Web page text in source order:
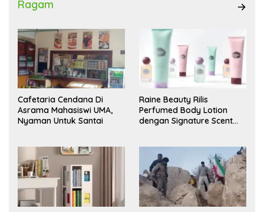
Ragam
Cafetaria Cendana Di
Asrama Mahasiswi UMA,
Nyaman Untuk Santai
Raine Beauty Rilis
Perfumed Body Lotion
dengan Signature Scent